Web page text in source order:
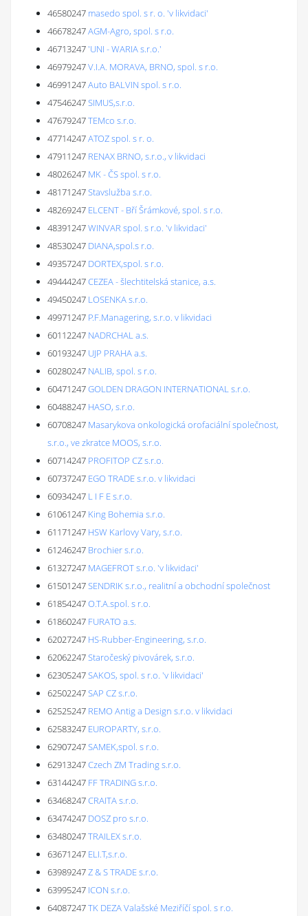
46580247 masedo spol. s r. o. 'v likvidaci'
46678247AGM-Agro, spol. s r.o.
46713247'UNI - WARIA s.r.o.'
46979247V.I.A. MORAVA, BRNO, spol. s r.o.
46991247Auto BALVIN spol. s r.o.
47546247SIMUS,s.r.o.
47679247TEMco s.r.o.
47714247ATOZ spol. s r. o.
47911247 RENAX BRNO, s.r.o., v likvidaci
48026247 MK - ČS spol. s r.o.
48171247Stavslužba s.r.o.
48269247 ELCENT - Bří Šrámkové, spol. s r.o.
48391247WINVAR spol. s r.o. 'v likvidaci'
48530247 DIANA,spol.s r.o.
49357247 DORTEX,spol. s r.o.
49444247CEZEA - šlechtitelská stanice, a.s.
49450247 LOSENKA s.r.o.
49971247 P.F.Managering, s.r.o. v likvidaci
60112247 NADRCHAL a.s.
60193247 UJP PRAHA a.s.
60280247 NALIB, spol. s r.o.
60471247GOLDEN DRAGON INTERNATIONAL s.r.o.
60488247 HASO, s.r.o.
60708247 Masarykova onkologická orofaciální společnost,
s.r.o., ve zkratce MOOS, s.r.o.
60714247 PROFITOP CZ s.r.o.
60737247 EGO TRADE s.r.o. v likvidaci
60934247 L I F E s.r.o.
61061247 King Bohemia s.r.o.
61171247 HSW Karlovy Vary, s.r.o.
61246247 Brochier s.r.o.
61327247 MAGEFROT s.r.o. 'v likvidaci'
61501247SENDRIK s.r.o., realitní a obchodní společnost
61854247O.T.A.spol. s r.o.
61860247 FURATO a.s.
62027247 HS-Rubber-Engineering, s.r.o.
62062247Staročeský pivovárek, s.r.o.
62305247SAKOS, spol. s r.o. 'v likvidaci'
62502247SAP CZ s.r.o.
62525247 REMO Antig a Design s.r.o. v likvidaci
62583247 EUROPARTY, s.r.o.
62907247SAMEK,spol. s r.o.
62913247Czech ZM Trading s.r.o.
63144247 FF TRADING s.r.o.
63468247CRAITA s.r.o.
63474247 DOSZ pro s.r.o.
63480247TRAILEX s.r.o.
63671247 ELI.T,s.r.o.
63989247Z & S TRADE s.r.o.
63995247 ICON s.r.o.
64087247TK DEZA Valašské Meziříčí spol. s r.o.